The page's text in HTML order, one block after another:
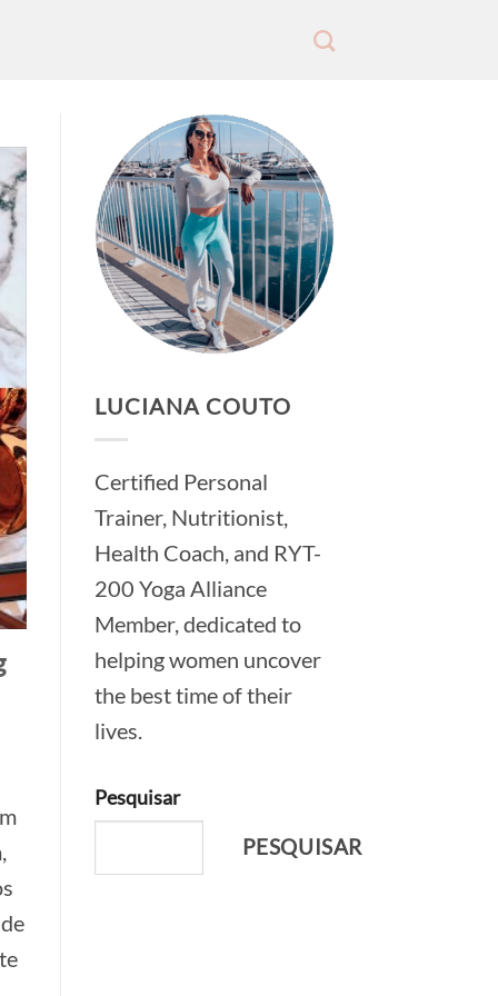
LUCIANA COUTO
Certified Personal
Trainer, Nutritionist,
Health Coach, and RYT-
200 Yoga Alliance
Member, dedicated to
helping women uncover
the best time of their
lives.
Pesquisar
PESQUISAR